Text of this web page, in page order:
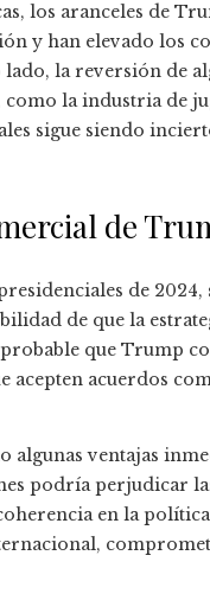
los aranceles de
y han elevado los
la reversión de
la industria de
sigue siendo
de
de
de que la
que Trump
acuerdos
ventajas
podría perjudicar
en la